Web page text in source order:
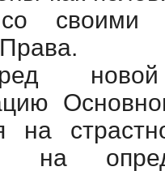
со своими
на
на